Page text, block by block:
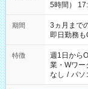
5時間） 17:00
働く時間
期間
3ヵ月まで
即日勤務も
特徴 週1日から
業・Wワー
なし / パソ